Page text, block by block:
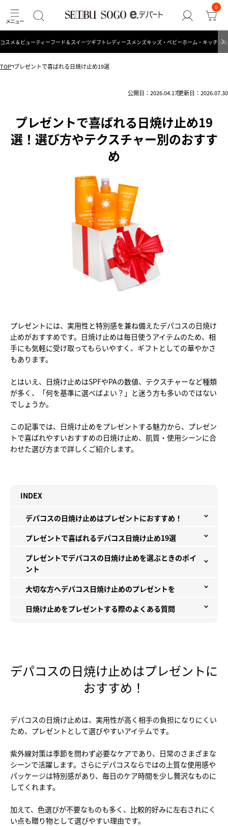
0
コスメ＆ビューティーフード＆スイーツギフト レディース メンズキッズ・ベビーホーム・キッチン
TOP プレゼントで喜ばれる日焼け止め19選
公開日：2026.04.17更新日：2026.07.30
プレゼントで喜ばれる日焼け止め19
選！選び方やテクスチャー別のおすす
め
プレゼントには、実用性と特別感を兼ね備えたデパコスの日焼け
止めがおすすめです。日焼け止めは毎日使うアイテムのため、相
手にも気軽に受け取ってもらいやすく、ギフトとしての華やかさ
もあります。
とはいえ、日焼け止めはSPFやPAの数値、テクスチャーなど種類
が多く、「何を基準に選べばよい？」と迷う方も多いのではない
でしょうか。
この記事では、日焼け止めをプレゼントする魅力から、プレゼン
トで喜ばれやすいおすすめの日焼け止め、肌質・使用シーンに合
わせた選び方まで詳しくご紹介します。
INDEX
デパコスの日焼け止めはプレゼントにおすすめ！
プレゼントで喜ばれるデパコス日焼け止め19選
プレゼントでデパコスの日焼け止めを選ぶときのポイ
ント
大切な方へデパコス日焼け止めのプレゼントを
日焼け止めをプレゼントする際のよくある質問
デパコスの日焼け止めはプレゼントに
おすすめ！
デパコスの日焼け止めは、実用性が高く相手の負担になりにくい
ため、プレゼントとして選びやすいアイテムです。
紫外線対策は季節を問わず必要なケアであり、日常のさまざまな
シーンで活躍します。さらにデパコスならではの上質な使用感や
パッケージは特別感があり、毎日のケア時間を少し贅沢なものに
してくれます。
加えて、色選びが不要なものも多く、比較的好みに左右されにく
い点も贈り物として選びやすい理由です。